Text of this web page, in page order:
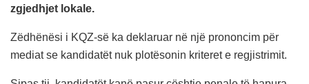
zgjedhjet lokale.
Zëdhënësi i KQZ-së ka deklaruar në një prononcim për
mediat se kandidatët nuk plotësonin kriteret e regjistrimit.